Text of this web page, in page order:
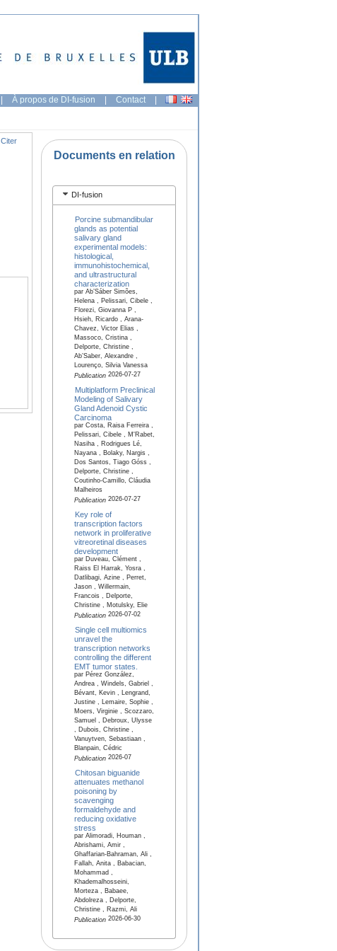
| À propos de DI-fusion | Contact |
Citer
Documents en relation
DI-fusion
Porcine submandibular
glands as potential
salivary gland
experimental models:
histological,
immunohistochemical,
and ultrastructural
characterization
par Ab’Sáber Simões,
Helena , Pelissari, Cibele ,
Florezi, Giovanna P ,
Hsieh, Ricardo , Arana-
Chavez, Victor Elias ,
Massoco, Cristina ,
Delporte, Christine ,
Ab’Saber, Alexandre ,
Lourenço, Silvia Vanessa
Publication2026-07-27
Multiplatform Preclinical
Modeling of Salivary
Gland Adenoid Cystic
Carcinoma
par Costa, Raisa Ferreira ,
Pelissari, Cibele , M'Rabet,
Nasiha , Rodrigues Lé,
Nayana , Bolaky, Nargis ,
Dos Santos, Tiago Góss ,
Delporte, Christine ,
Coutinho-Camillo, Cláudia
Malheiros
Publication2026-07-27
Key role of
transcription factors
network in proliferative
vitreoretinal diseases
development
par Duveau, Clément ,
Raiss El Harrak, Yosra ,
Datlibagi, Azine , Perret,
Jason , Willermain,
Francois , Delporte,
Christine , Motulsky, Elie
Publication2026-07-02
Single cell multiomics
unravel the
transcription networks
controlling the different
EMT tumor states.
par Pérez González,
Andrea , Windels, Gabriel ,
Bévant, Kevin , Lengrand,
Justine , Lemaire, Sophie ,
Moers, Virginie , Scozzaro,
Samuel , Debroux, Ulysse
, Dubois, Christine ,
Vanuytven, Sebastiaan ,
Blanpain, Cédric
Publication2026-07
Chitosan biguanide
attenuates methanol
poisoning by
scavenging
formaldehyde and
reducing oxidative
stress
par Alimoradi, Houman ,
Abrishami, Amir ,
Ghaffarian-Bahraman, Ali ,
Fallah, Anita , Babacian,
Mohammad ,
Khademalhosseini,
Morteza , Babaee,
Abdolreza , Delporte,
Christine , Razmi, Ali
Publication2026-06-30